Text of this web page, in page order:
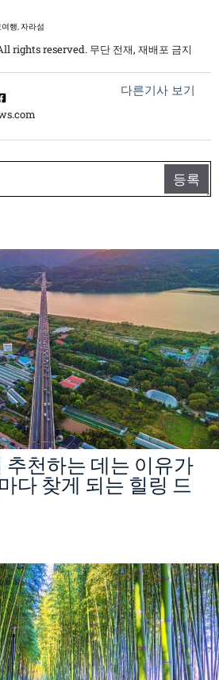
행,자라섬
rights reserved. 무단 전재, 재배포 금지
다른기사 보기
추천하는 데는 이유가
다 찾게 되는 힐링 드